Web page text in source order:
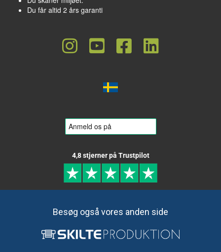
Du får altid 2 års garanti
4,8 stjerner på Trustpilot
Besøg også vores anden side